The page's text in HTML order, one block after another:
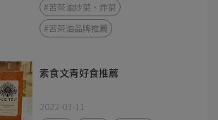
#苦茶油炒菜、炸菜
#苦茶油品牌推薦
素食文青好食推薦
2022-03-11